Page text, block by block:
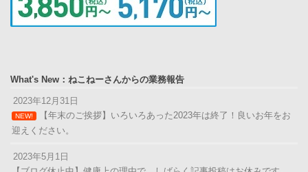
What's New：ねこねーさんからの業務報告
2023年12月31日
NEW!
【年末のご挨拶】いろいろあった2023年は終了！良いお年をお
迎えください。
2023年5月1日